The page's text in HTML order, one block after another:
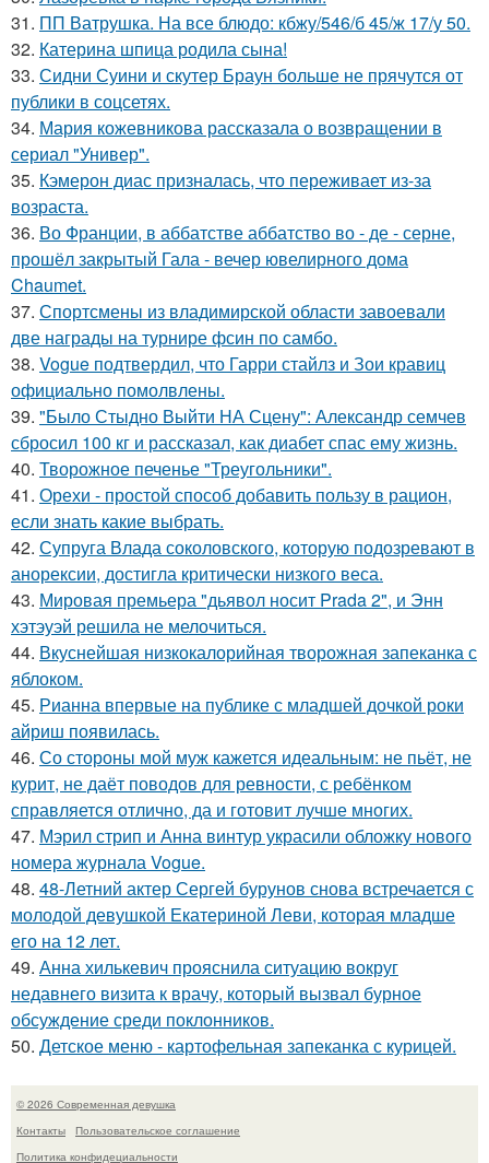
31. ПП Ватрушка. На все блюдо: кбжу/546/б 45/ж 17/у 50.
32. Катерина шпица родила сына!
33. Сидни Суини и скутер Браун больше не прячутся от
публики в соцсетях.
34. Мария кожевникова рассказала о возвращении в
сериал "Универ".
35. Кэмерон диас призналась, что переживает из-за
возраста.
36. Во Франции, в аббатстве аббатство во - де - серне,
прошёл закрытый Гала - вечер ювелирного дома
Chaumet.
37. Спортсмены из владимирской области завоевали
две награды на турнире фсин по самбо.
38. Vogue подтвердил, что Гарри стайлз и Зои кравиц
официально помолвлены.
39. "Было Стыдно Выйти НА Сцену": Александр семчев
сбросил 100 кг и рассказал, как диабет спас ему жизнь.
40. Творожное печенье "Треугольники".
41. Орехи - простой способ добавить пользу в рацион,
если знать какие выбрать.
42. Супруга Влада соколовского, которую подозревают в
анорексии, достигла критически низкого веса.
43. Мировая премьера "дьявол носит Prada 2", и Энн
хэтэуэй решила не мелочиться.
44. Вкуснейшая низкокалорийная творожная запеканка с
яблоком.
45. Рианна впервые на публике с младшей дочкой роки
айриш появилась.
46. Со стороны мой муж кажется идеальным: не пьёт, не
курит, не даёт поводов для ревности, с ребёнком
справляется отлично, да и готовит лучше многих.
47. Мэрил стрип и Анна винтур украсили обложку нового
номера журнала Vogue.
48. 48-Летний актер Сергей бурунов снова встречается с
молодой девушкой Екатериной Леви, которая младше
его на 12 лет.
49. Анна хилькевич прояснила ситуацию вокруг
недавнего визита к врачу, который вызвал бурное
обсуждение среди поклонников.
50. Детское меню - картофельная запеканка с курицей.
© 2026 Современная девушка
Контакты
Пользовательское соглашение
Политика конфидециальности